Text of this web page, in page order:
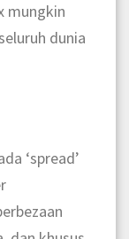
mungkin
dunia
‘spread’